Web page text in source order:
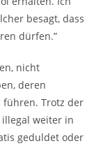
besagt, dass
dürfen.”
nicht
deren
führen. Trotz der
illegal weiter in
geduldet oder